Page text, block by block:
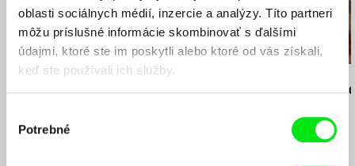
oblasti sociálnych médií, inzercie a analýzy. Títo partneri
môžu príslušné informácie skombinovať s ďalšími
údajmi, ktoré ste im poskytli alebo ktoré od vás získali,
keď ste používali ich služby.
súhlasu
Potrebné
Peter Krištúfek
Momentky
David Butula
Dunaj vědomí Zpověď